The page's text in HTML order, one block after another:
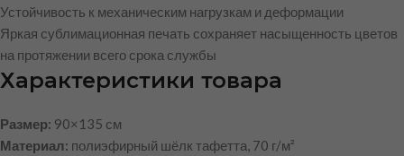
Устойчивость к механическим нагрузкам и деформации
Яркая сублимационная печать сохраняет насыщенность цветов
на протяжении всего срока службы
Характеристики товара
Размер: 90×135 см
Материал: полиэфирный шёлк тафетта, 70 г/м²